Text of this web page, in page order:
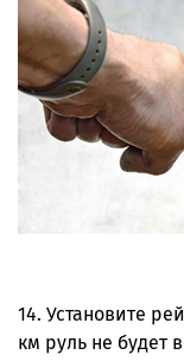
14. Установите
км руль не будет